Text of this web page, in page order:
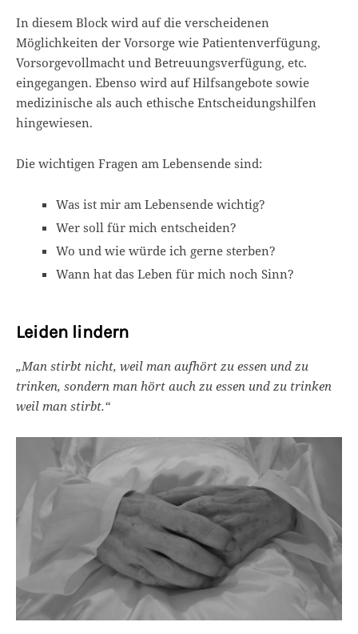
In diesem Block wird auf die verscheidenen
Möglichkeiten der Vorsorge wie Patientenverfügung,
Vorsorgevollmacht und Betreuungsverfügung, etc.
eingegangen. Ebenso wird auf Hilfsangebote sowie
medizinische als auch ethische Entscheidungshilfen
hingewiesen.
Die wichtigen Fragen am Lebensende sind:
Was ist mir am Lebensende wichtig?
Wer soll für mich entscheiden?
Wo und wie würde ich gerne sterben?
Wann hat das Leben für mich noch Sinn?
Leiden lindern
„Man stirbt nicht, weil man aufhört zu essen und zu
trinken, sondern man hört auch zu essen und zu trinken
weil man stirbt.“